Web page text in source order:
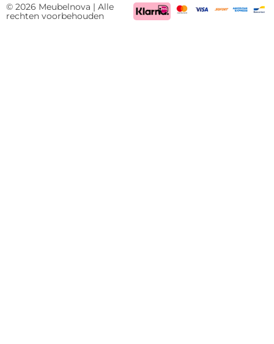
© 2026 Meubelnova | Alle
rechten voorbehouden